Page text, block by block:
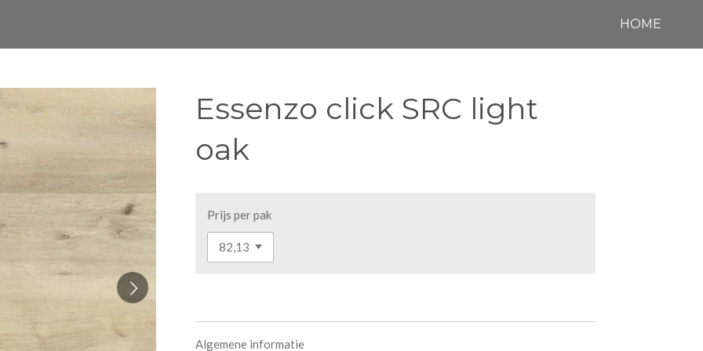
HOME
Essenzo click SRC light
oak
Prijs per pak
Algemene informatie